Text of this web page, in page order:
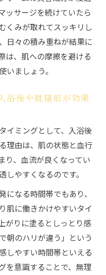
ッサージを続けていたら
くみが取れてスッキリし
日々の積み重ねが結果に
は、肌への摩擦を避ける
いましょう。
浴後や就寝前が効果
イミングとして、入浴後
理由は、肌の状態と血行
り、血流が良くなってい
しやすくなるのです。
になる時間帯でもあり、
肌に働きかけやすいタイ
がりに塗るとしっとり感
朝のハリが違う」という
しやすい時間帯といえる
を意識することで、無理